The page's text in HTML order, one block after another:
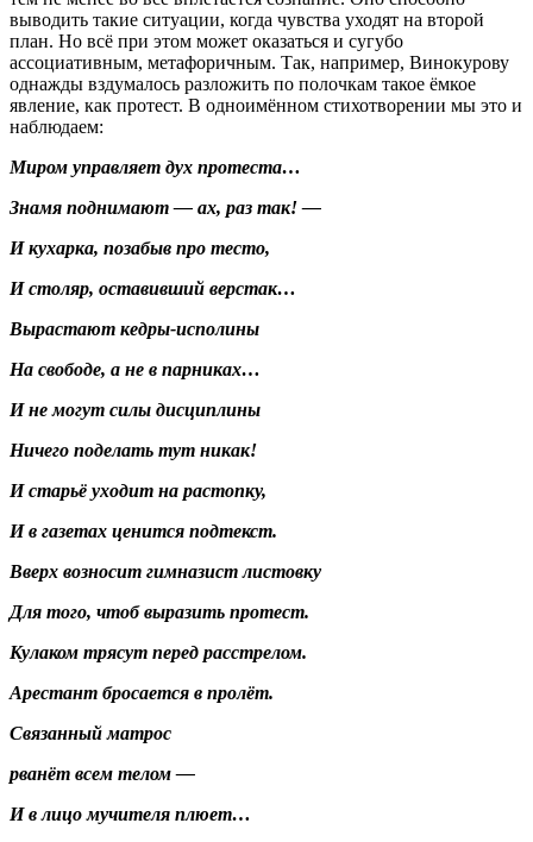
выводить такие ситуации, когда чувства уходят на второй
план. Но всё при этом может оказаться и сугубо
ассоциативным, метафоричным. Так, например, Винокурову
однажды вздумалось разложить по полочкам такое ёмкое
явление, как протест. В одноимённом стихотворении мы это и
наблюдаем:
Миром управляет дух протеста…
Знамя поднимают — ах, раз так! —
И кухарка, позабыв про тесто,
И столяр, оставивший верстак…
Вырастают кедры-исполины
На свободе, а не в парниках…
И не могут силы дисциплины
Ничего поделать тут никак!
И старьё уходит на растопку,
И в газетах ценится подтекст.
Вверх возносит гимназист листовку
Для того, чтоб выразить протест.
Кулаком трясут перед расстрелом.
Арестант бросается в пролёт.
Связанный матрос
рванёт всем телом —
И в лицо мучителя плюет…